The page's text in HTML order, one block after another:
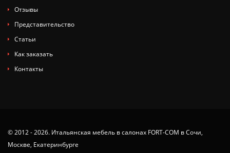
Отзывы
Представительство
Статьи
Как заказать
Контакты
© 2012 - 2026. Итальянская мебель в салонах FORT-COM в Сочи,
Москве, Екатеринбурге